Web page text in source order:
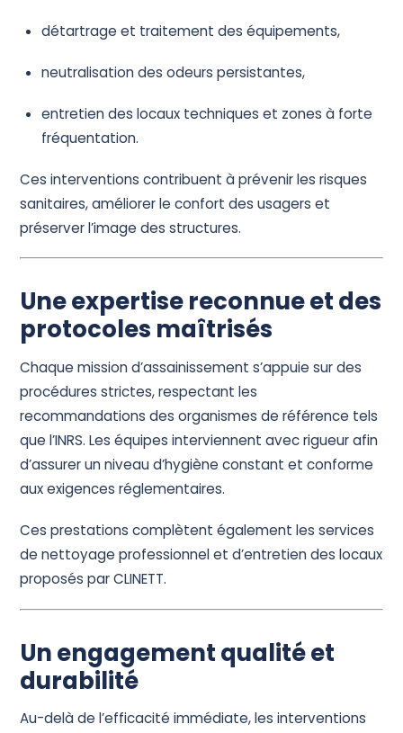
détartrage et traitement des équipements,
neutralisation des odeurs persistantes,
entretien des locaux techniques et zones à forte
fréquentation.
Ces interventions contribuent à prévenir les risques
sanitaires, améliorer le confort des usagers et
préserver l’image des structures.
Une expertise reconnue et des
protocoles maîtrisés
Chaque mission d’assainissement s’appuie sur des
procédures strictes, respectant les
recommandations des organismes de référence tels
que l’INRS. Les équipes interviennent avec rigueur afin
d’assurer un niveau d’hygiène constant et conforme
aux exigences réglementaires.
Ces prestations complètent également les services
de nettoyage professionnel et d’entretien des locaux
proposés par CLINETT.
Un engagement qualité et
durabilité
Au-delà de l’efficacité immédiate, les interventions